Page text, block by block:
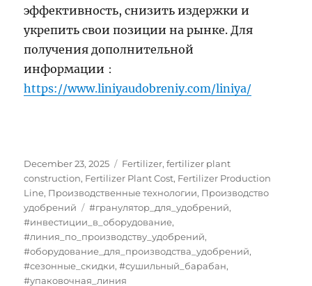
эффективность, снизить издержки и
укрепить свои позиции на рынке. Для
получения дополнительной
информации：
https://www.liniyaudobreniy.com/liniya/
Posted
on
December 23, 2025 Categories
Fertilizer,fertilizer plant
construction, Fertilizer Plant Cost, Fertilizer Production
Line, Производственные технологии, Производство
удобрений
Tags
#гранулятор_для_удобрений,
#инвестиции_в_оборудование,
#линия_по_производству_удобрений,
#оборудование_для_производства_удобрений,
#сезонные_скидки,#сушильный_барабан,
#упаковочная_линия